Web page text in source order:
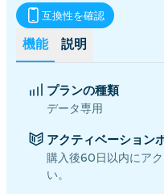
機能 説明
互換性を確認
プランの種類
データ専用
アクティベーション
購入後60日以内にア
い。